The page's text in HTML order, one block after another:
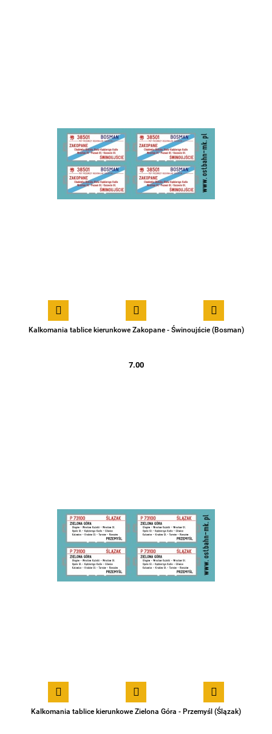
Kalkomania tablice kierunkowe Zakopane - Świnoujście (Bosman)
7.00
Kalkomania tablice kierunkowe Zielona Góra - Przemyśl (Ślązak)